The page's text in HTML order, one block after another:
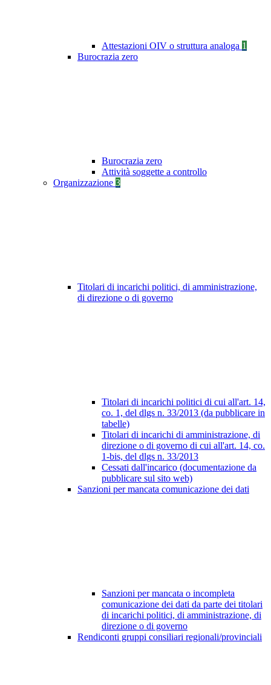
Attestazioni OIV o struttura analoga 1
Burocrazia zero
Burocrazia zero
Attività soggette a controllo
Organizzazione 3
Titolari di incarichi politici, di amministrazione,
di direzione o di governo
Titolari di incarichi politici di cui all'art. 14,
co. 1, del dlgs n. 33/2013 (da pubblicare in
tabelle)
Titolari di incarichi di amministrazione, di
direzione o di governo di cui all'art. 14, co.
1-bis, del dlgs n. 33/2013
Cessati dall'incarico (documentazione da
pubblicare sul sito web)
Sanzioni per mancata comunicazione dei dati
Sanzioni per mancata o incompleta
comunicazione dei dati da parte dei titolari
di incarichi politici, di amministrazione, di
direzione o di governo
Rendiconti gruppi consiliari regionali/provinciali